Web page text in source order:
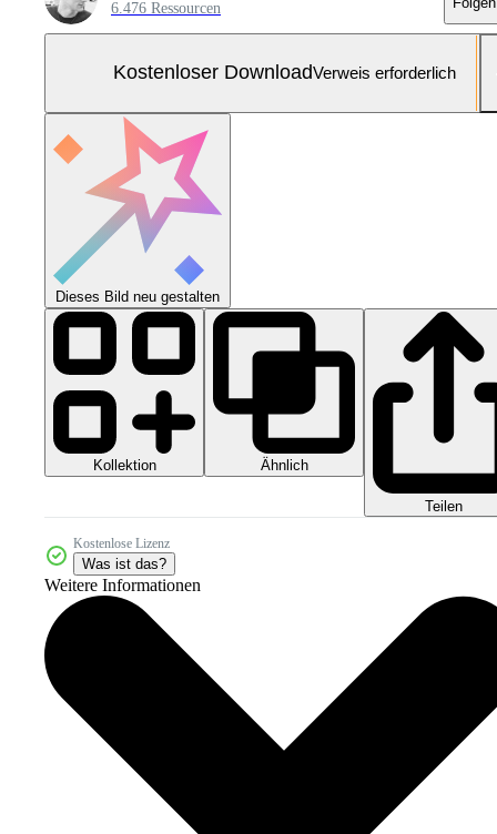
6.476 Ressourcen
Kostenloser DownloadVerweis erforderlich
Dieses Bild neu gestalten
Kollektion Ähnlich
Teilen
Kostenlose Lizenz
Was ist das?
Weitere Informationen